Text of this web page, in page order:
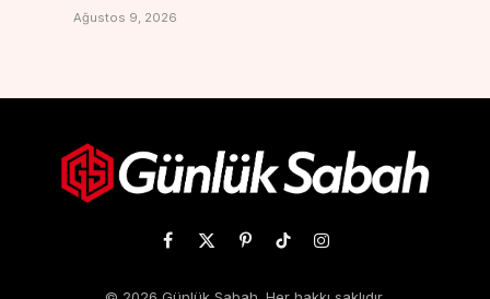
Ağustos 9, 2026
Facebook
X
PinterestTikTokInstagram